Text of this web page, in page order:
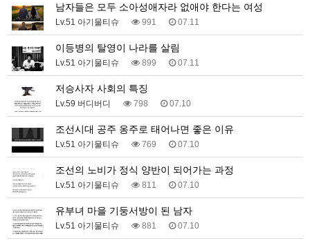
남자들은 모두 소아성애자라 없애야 한다는 여성
Lv.51 아기물티슈 991 07.11
이등병의 탈영이 나라를 살림
Lv.51 아기물티슈 899 07.11
저승사자 사회의 특징
Lv.59 버디버디 798 07.10
조선시대 공주 옹주로 태어나면 좋은 이유
Lv.51 아기물티슈 769 07.10
조선의 노비가 정식 양반이 되어가는 과정
Lv.51 아기물티슈 811 07.10
유부녀 마을 기둥서방이 된 남자
Lv.51 아기물티슈 881 07.10